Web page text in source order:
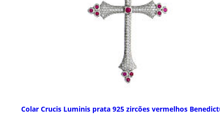
Colar Crucis Luminis prata 925 zircões vermelhos